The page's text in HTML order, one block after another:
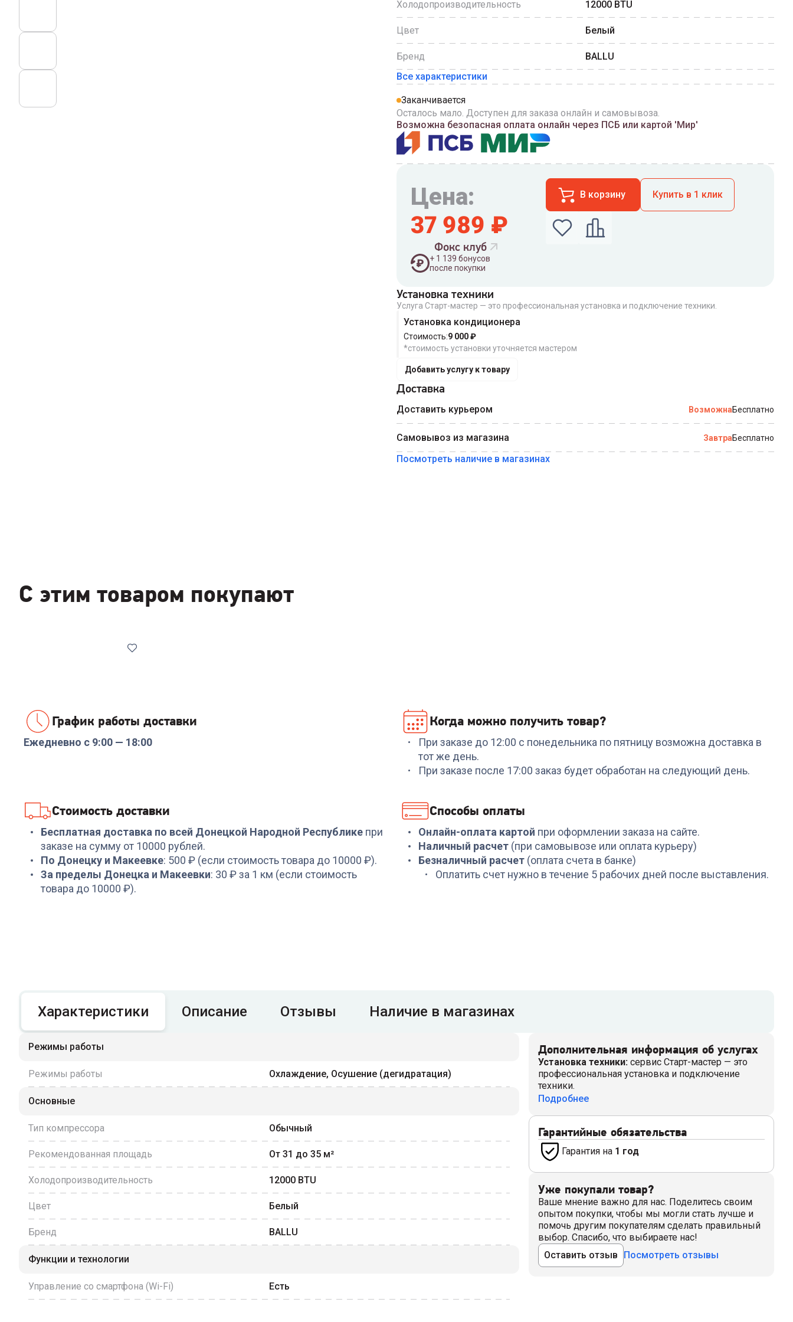
Холодопроизводительность 12000 BTU
Цвет Белый
Бренд
BALLU
Все характеристики
Заканчивается
Осталось мало. Доступен для заказа онлайн и самовывоза.
Возможна безопасная оплата онлайн через ПСБ или картой 'Мир'
Цена:
37 989 ₽
Фокс клуб
+ 1 139 бонусов
после покупки
В корзину Купить в 1 клик
Введите номер телефона по которому можно связаться с вами
Номер телефона
Установка техники
Услуга Старт-мастер — это профессиональная установка и подключение техники.
Установка кондиционера
Стоимость:9 000₽
*стоимость установки уточняется мастером
Добавить услугу к товару
Доставка
Доставить курьером ВозможнаБесплатно
Самовывоз из магазина ЗавтраБесплатно
Посмотреть наличие в магазинах
С этим товаром покупают
Код:00-00014086
1 599
График работы доставки
Ежедневно с 9:00 — 18:00
Когда можно получить товар?
При заказе до 12:00 с понедельника по пятницу возможна доставка в
тот же день.
При заказе после 17:00 заказ будет обработан на следующий день.
Стоимость доставки
Бесплатная доставка по всей Донецкой Народной Республике при
заказе на сумму от 10000 рублей.
По Донецку и Макеевке: 500 ₽ (если стоимость товара до 10000 ₽).
За пределы Донецка и Макеевки: 30 ₽ за 1 км (если стоимость
товара до 10000 ₽).
Способы оплаты
Онлайн-оплата картой при оформлении заказа на сайте.
Наличный расчет (при самовывозе или оплата курьеру)
Безналичный расчет (оплата счета в банке)
Оплатить счет нужно в течение 5 рабочих дней после выставления.
Характеристики Описание Отзывы Наличие в магазинах
Режимы работы
Режимы работы Охлаждение, Осушение (дегидратация)
Основные
Тип компрессора Обычный
Рекомендованная площадь От 31 до 35 м²
Холодопроизводительность 12000 BTU
Цвет Белый
Бренд BALLU
Функции и технологии
Управление со смартфона (Wi-Fi) Есть
Дополнительная информация об услугах
Установка техники: сервис Старт-мастер — это
профессиональная установка и подключение
техники.
Подробнее
Гарантийные обязательства
Гарантия на 1 год
Уже покупали товар?
Ваше мнение важно для нас. Поделитесь своим
опытом покупки, чтобы мы могли стать лучше и
помочь другим покупателям сделать правильный
выбор. Спасибо, что выбираете нас!
Оставить отзыв
Посмотреть отзывы